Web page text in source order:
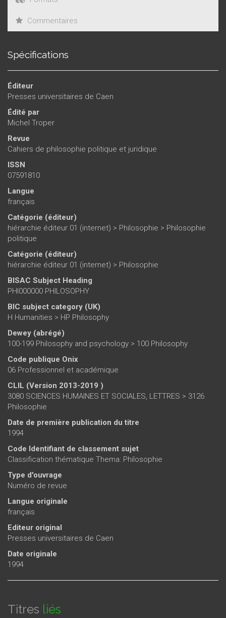
Commentaires
Spécifications
Éditeur
Presses universitaires de Caen
Édité par
Michel Troper
Revue
Cahiers de philosophie politique et juridique
ISSN
07591810
Langue
français
Catégorie (éditeur)
hiérarchie éditeur 01 (internet) > Philosophie > Philosophie
politique
Catégorie (éditeur)
hiérarchie éditeur 01 (internet) > Philosophie
BISAC Subject Heading
PHI000000 PHILOSOPHY
BIC subject category (UK)
H Humanities > HP Philosophy
Dewey (abrégé)
100-199 Philosophy and psychology > 100 Philosophy
Code publique Onix
06 Professionnel et académique
CLIL (Version 2013-2019 )
3080 SCIENCES HUMAINES ET SOCIALES, LETTRES > 3126
Philosophie
Date de première publication du titre
1994
Code Identifiant de classement sujet
Classification thématique Thema: Philosophie
Type d'ouvrage
Numéro de revue
Langue originale
français
Editeur original
Presses universitaires de Caen
Date originale
1994
Titres liés